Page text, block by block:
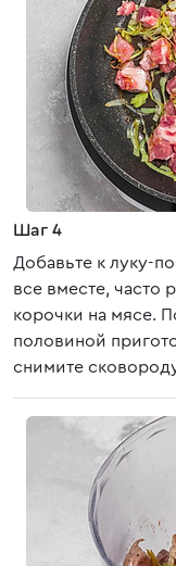
Шаг 4
Добавьте к луку-
все вместе, часто
корочки на мясе.
половиной
снимите